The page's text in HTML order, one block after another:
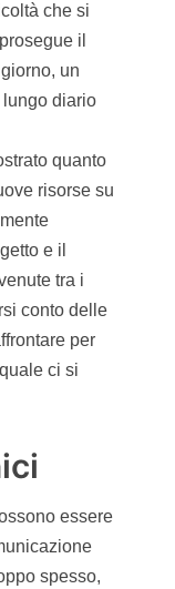
che si
il
un
lungo diario
quanto
risorse su
e il
tra i
conto delle
per
ci si
essere
spesso,